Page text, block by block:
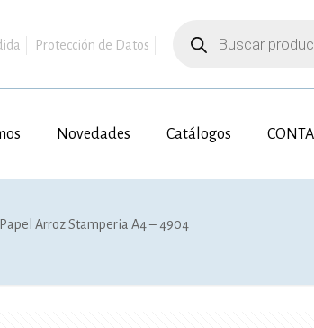
Protección de Datos
productos
Novedades Catálogos
Arroz Stamperia A4 – 4904